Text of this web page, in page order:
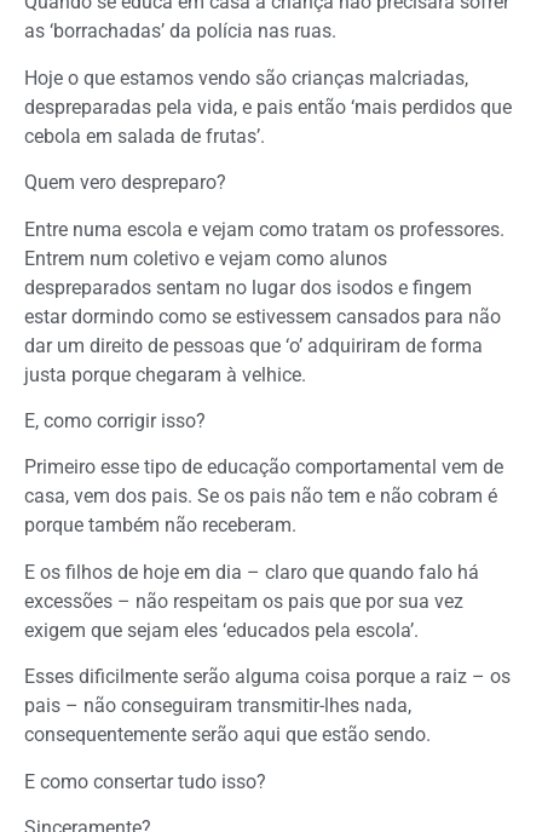
as ‘borrachadas’ da polícia nas ruas.
Hoje o que estamos vendo são crianças malcriadas,
despreparadas pela vida, e pais então ‘mais perdidos que
cebola em salada de frutas’.
Quem vero despreparo?
Entre numa escola e vejam como tratam os professores.
Entrem num coletivo e vejam como alunos
despreparados sentam no lugar dos isodos e fingem
estar dormindo como se estivessem cansados para não
dar um direito de pessoas que ‘o’ adquiriram de forma
justa porque chegaram à velhice.
E, como corrigir isso?
Primeiro esse tipo de educação comportamental vem de
casa, vem dos pais. Se os pais não tem e não cobram é
porque também não receberam.
E os filhos de hoje em dia – claro que quando falo há
excessões – não respeitam os pais que por sua vez
exigem que sejam eles ‘educados pela escola’.
Esses dificilmente serão alguma coisa porque a raiz – os
pais – não conseguiram transmitir-lhes nada,
consequentemente serão aqui que estão sendo.
E como consertar tudo isso?